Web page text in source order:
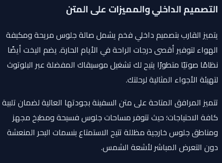
التصميم الداخلي والمميزات على المتن
يتميز القارب بتصميم داخلي فخم يشمل صالة جلوس مريحة ومكيفة
الهواء لتوفير أقصى درجات الراحة في الأيام الحارة. يضم اليخت أيضًا
نظامًا صوتيًا متطورًا يتيح لك تشغيل موسيقاك المفضلة عبر البلوتوث
لتهيئة الأجواء المثالية لرحلتك.
تتميز المرافق المتاحة على متن السفينة بجودتها العالية لضمان تلبية
كافة الاحتياجات؛ حيث تتوفر مساحات جلوس فسيحة ومطبخ مجهز
ومناطق جلوس خارجية مظللة تتيح الاستمتاع بنسمات البحر المنعشة
دون التعرض المباشر لأشعة الشمس.